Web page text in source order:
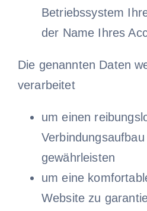
Betriebssystem
der Name Ihres
Die genannten Daten
verarbeitet
um einen
gewährleisten
um eine
Website zu